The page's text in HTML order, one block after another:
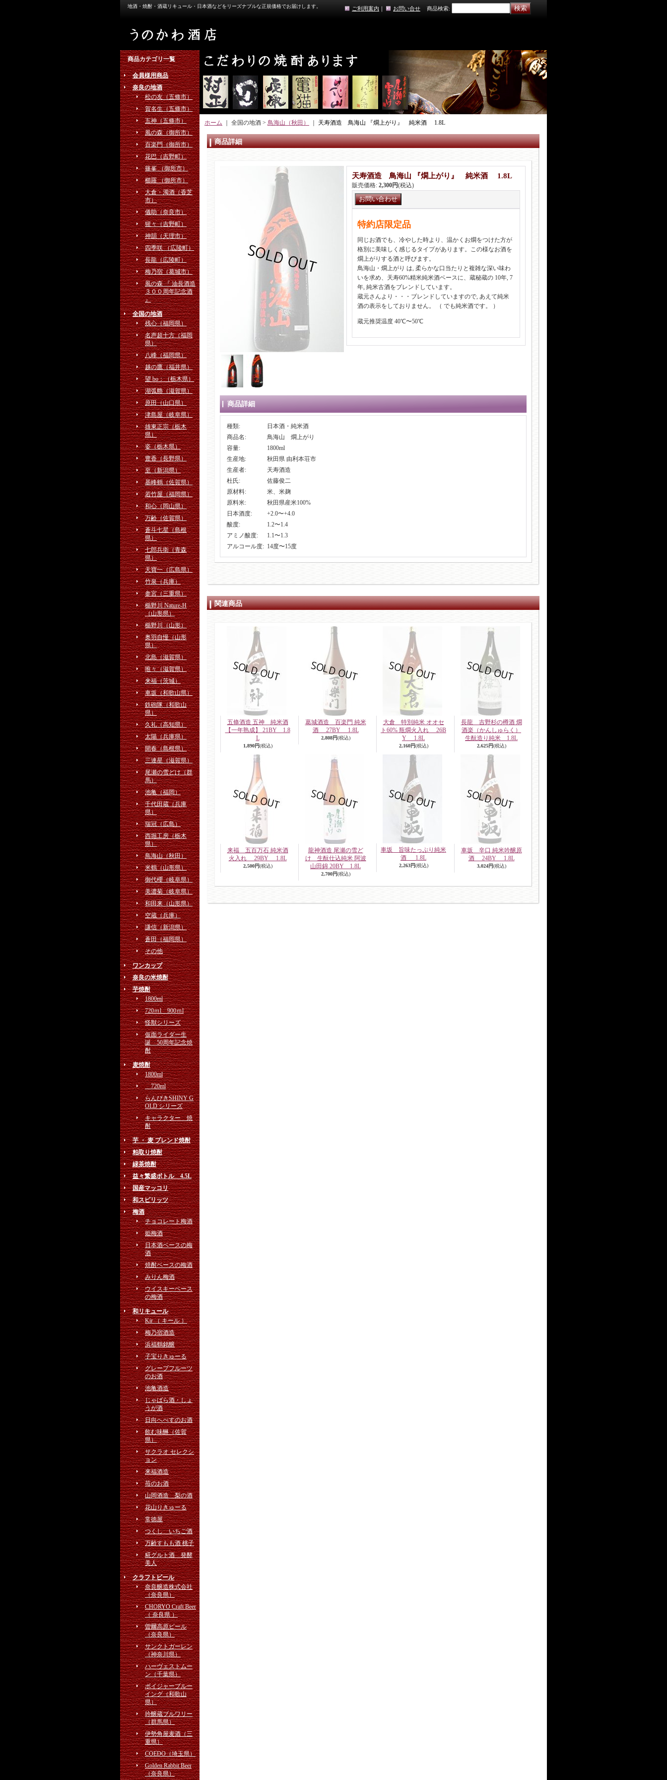
地酒・焼酎・酒蔵リキュール・日本酒などをリーズナブルな正規価格でお届けします。 ご利用案内 ｜ お問い合せ 商品検索:
商品カテゴリ一覧
会員様用商品
奈良の地酒
松の友（五條市）
賀名生（五條市）
五神（五條市）
風の森（御所市）
百楽門（御所市）
花巴（吉野町）
篠峯 （御所市）
櫛羅 （御所市）
大倉・濁酒（香芝
市）
儀助（奈良市）
猩々（吉野町）
神韻（天理市）
四季咲 （広陵町）
長龍（広陵町）
梅乃宿（葛城市）
⾵の森 『 油⻑酒造
３００周年記念酒
』
全国の地酒
残心（福岡県）
名声超十方（福岡
県）
八峰（福岡県）
越の鷹（福井県）
望 bo：（栃木県）
湖弧艪（滋賀県）
原田（山口県）
津島屋（岐阜県）
雄東正宗（栃木
県）
姿（栃木県）
豊香（長野県）
至（新潟県）
基峰鶴（佐賀県）
若竹屋（福岡県）
和心（岡山県）
万齢（佐賀県）
蒼斗七星（島根
県）
七郎兵衛（青森
県）
天寶一（広島県）
竹泉（兵庫）
参宮（三重県）
楯野川 Nature-H
（山形県）
楯野川（山形）
奥羽自慢（山形
県）
北島（滋賀県）
唯々（滋賀県）
来福（茨城）
車坂（和歌山県）
鉄砲隊（和歌山
県）
久礼（高知県）
太陽（兵庫県）
開春（島根県）
三連星（滋賀県）
尾瀬の雪どけ（群
馬）
池亀（福岡）
千代田蔵（兵庫
県）
瑞冠（広島）
西堀工房（栃木
県）
鳥海山（秋田）
米鶴（山形県）
御代櫻（岐阜県）
美濃菊（岐阜県）
和田来（山形県）
空蔵（兵庫）
謙信（新潟県）
蒼田（福岡県）
その他
ワンカップ
奈良の米焼酎
芋焼酎
1800ml
720ｍl 900ｍl
怪獣シリーズ
仮面ライダー生
誕 50周年記念焼
酎
麦焼酎
1800ml
720ml
らんびきSHINY G
OLD シリーズ
キャラクター 焼
酎
芋 ・ 麦 ブレンド焼酎
粕取り焼酎
緑茶焼酎
益々繁盛ボトル 4.5L
国産マッコリ
和スピリッツ
梅酒
チョコレート梅酒
姫梅酒
日本酒ベースの梅
酒
焼酎ベースの梅酒
みりん梅酒
ウイスキーベース
の梅酒
和リキュール
Kir （ キール ）
梅乃宿酒造
浜福鶴銘醸
子宝りきゅーる
グレープフルーツ
のお酒
池亀酒造
じゃばら酒・しょ
うが酒
日向へべすのお酒
飲む味醂（佐賀
県）
サクラオ セレクシ
ョン
来福酒造
苺のお酒
山岡酒造 梨の酒
花山りきゅーる
常徳屋
つくし いちご酒
万齢すもも酒 桃子
糀グルト酒 発酵
美人
クラフトビール
奈良醸造株式会社
（奈良県）
CHORYO Craft Beer
（ 奈良県 ）
曽爾高原ビール
（奈良県）
サンクトガーレン
（神奈川県）
ハーヴェストムー
ン（千葉県）
ボイジャーブルー
イング（和歌山
県）
吟醸蔵ブルワリー
（群馬県）
伊勢角屋麦酒（三
重県）
COEDO（埼玉県）
Golden Rabbit Beer
（奈良県）
ホーム ｜ 全国の地酒 > 鳥海山（秋田） 天寿酒造 鳥海山 『燗上がり』 純米酒 1.8L
商品詳細
天寿酒造 鳥海山 『燗上がり』 純米酒 1.8L
販売価格: 2,300円(税込)
特約店限定品
同じお酒でも、冷やした時より、温かくお燗をつけた方が
格別に美味しく感じるタイプがあります。この様なお酒を
燗上がりする酒と呼びます。
鳥海山・燗上がり は, 柔らかな口当たりと複雑な深い味わ
いを求め、天寿60%精米純米酒ベースに、蔵秘蔵の 10年, 7
年, 純米古酒をブレンドしています。
蔵元さんより・・・ブレンドしていますので, あえて純米
酒の表示をしておりません。 （ でも純米酒です。 ）
蔵元推奨温度 40℃〜50℃
商品詳細
種類:
日本酒・純米酒
商品名 :
鳥海山 燗上がり
容量:
1800ml
生産地:
秋田県 由利本荘市
生産者:
天寿酒造
杜氏:
佐藤俊二
原材料:
米、米麹
原料米:
秋田県産米100%
日本酒度:
+2.0〜+4.0
酸度:
1.2〜1.4
アミノ酸度:
1.1〜1.3
アルコール度: 14度〜15度
関連商品
五條酒造 五神 純米酒
【一年熟成】 21BY 1.8
L
1,890円(税込)
葛城酒造 百楽門 純米
酒 27BY 1.8L
2,808円(税込)
大倉 特別純米 オオセ
ト60% 瓶燗火入れ 26B
Y 1.8L
2,160円(税込)
長龍 吉野杉の樽酒 燗
酒楽（かんしゅらく）
生酛造り純米 1.8L
2,625円(税込)
来福 五百万石 純米酒
火入れ 29BY 1.8L
2,500円(税込)
龍神酒造 尾瀬の雪ど
け 生酛仕込純米 阿波
山田錦 20BY 1.8L
2,700円(税込)
車坂 旨味たっぷり純米
酒 1.8L
2,263円(税込)
車坂 辛口 純米吟醸原
酒 24BY 1.8L
3,024円(税込)